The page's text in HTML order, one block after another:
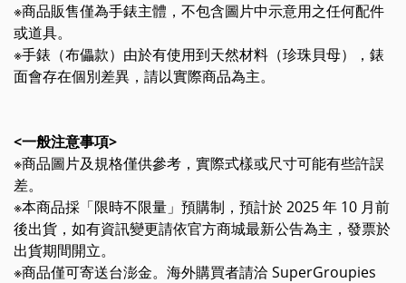
※商品販售僅為手錶主體，不包含圖片中示意用之任何配件
或道具。
※手錶（布儡款）由於有使用到天然材料（珍珠貝母），錶
面會存在個別差異，請以實際商品為主。
<一般注意事項>
※商品圖片及規格僅供參考，實際式樣或尺寸可能有些許誤
差。
※本商品採「限時不限量」預購制，預計於 2025 年 10 月前
後出貨，如有資訊變更請依官方商城最新公告為主，發票於
出貨期間開立。
※商品僅可寄送台澎金。海外購買者請洽 SuperGroupies